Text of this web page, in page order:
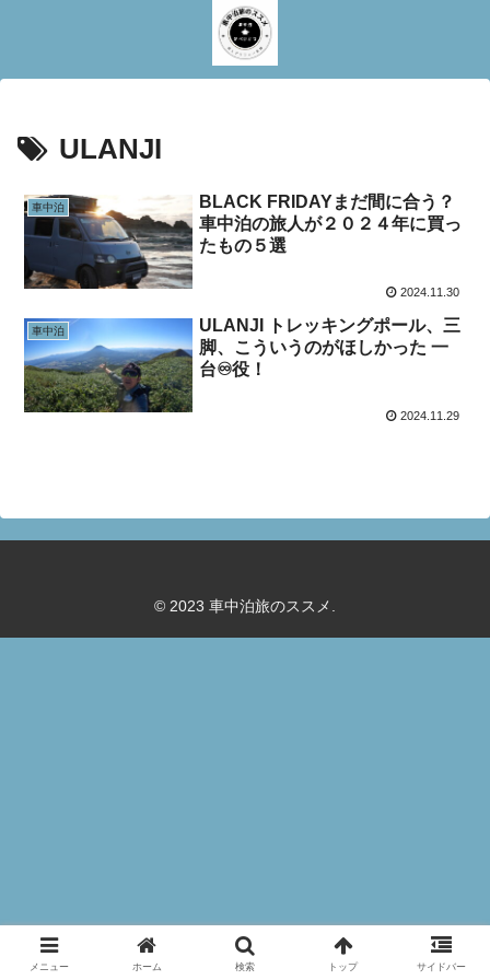
ULANJI
車中泊
BLACK FRIDAYまだ間に合う？
車中泊の旅人が２０２４年に買っ
たもの５選
2024.11.30
車中泊
ULANJI トレッキングポール、三
脚、こういうのがほしかった 一
台♾️役！
2024.11.29
© 2023 車中泊旅のススメ.
メニュー ホーム 検索 トップ サイドバー